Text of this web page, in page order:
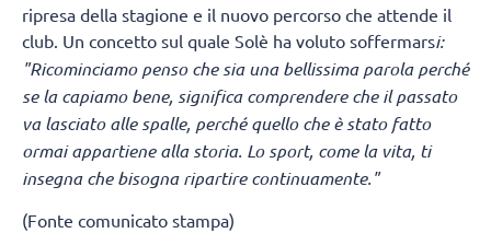
ripresa della stagione e il nuovo percorso che attende il
club. Un concetto sul quale Solè ha voluto soffermarsi:
"Ricominciamo penso che sia una bellissima parola perché
se la capiamo bene, significa comprendere che il passato
va lasciato alle spalle, perché quello che è stato fatto
ormai appartiene alla storia. Lo sport, come la vita, ti
insegna che bisogna ripartire continuamente."
(Fonte comunicato stampa)